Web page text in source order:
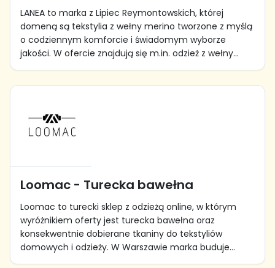
LANEA to marka z Lipiec Reymontowskich, której
domeną są tekstylia z wełny merino tworzone z myślą
o codziennym komforcie i świadomym wyborze
jakości. W ofercie znajdują się m.in. odzież z wełny...
Loomac - Turecka bawełna
Loomac to turecki sklep z odzieżą online, w którym
wyróżnikiem oferty jest turecka bawełna oraz
konsekwentnie dobierane tkaniny do tekstyliów
domowych i odzieży. W Warszawie marka buduje...